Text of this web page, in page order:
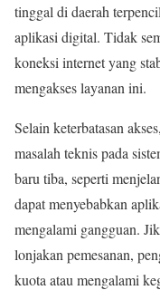
tinggal di daerah
aplikasi digital. Tidak
koneksi internet yang
mengakses layanan ini.
Selain keterbatasan
masalah teknis pada
baru tiba, seperti
dapat menyebabkan
mengalami gangguan.
lonjakan pemesanan,
kuota atau mengalami